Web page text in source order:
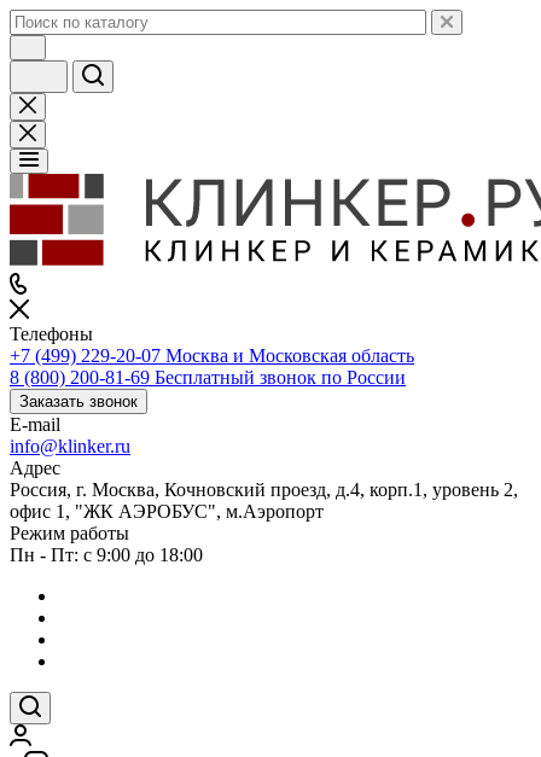
Телефоны
+7 (499) 229-20-07 Москва и Московская область
8 (800) 200-81-69 Бесплатный звонок по России
Заказать звонок
E-mail
info@klinker.ru
Адрес
Россия, г. Москва, Кочновский проезд, д.4, корп.1, уровень 2,
офис 1, "ЖК АЭРОБУС", м.Аэропорт
Режим работы
Пн - Пт: с 9:00 до 18:00